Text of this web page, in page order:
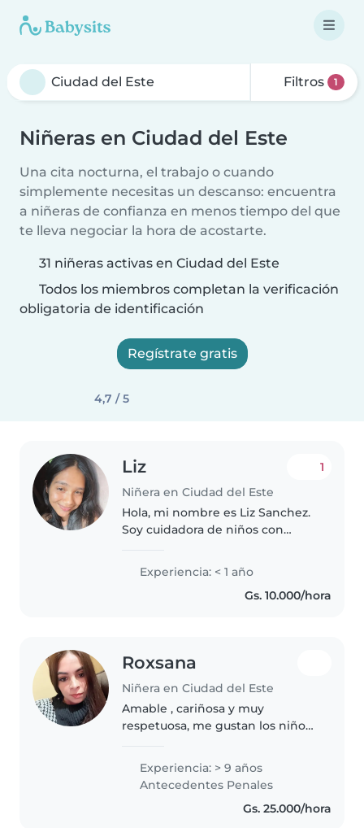
Filtros 1
Niñeras en Ciudad del Este
Una cita nocturna, el trabajo o cuando
simplemente necesitas un descanso: encuentra
a niñeras de confianza en menos tiempo del que
te lleva negociar la hora de acostarte.
31 niñeras activas en Ciudad del Este
Todos los miembros completan la verificación
obligatoria de identificación
Regístrate gratis
4,7 / 5
Liz
Niñera en Ciudad del Este
1
Hola, mi nombre es Liz Sanchez.
Soy cuidadora de niños con
paciencia. Me encanta
acompañar a los pequeños en su
desarrollo, brindarles un
Experiencia: < 1 año
Gs. 10.000/hora
Roxsana
Niñera en Ciudad del Este
Amable , cariñosa y muy
respetuosa, me gustan los niños
Experiencia: > 9 años
Antecedentes Penales
Gs. 25.000/hora